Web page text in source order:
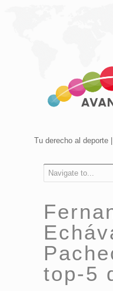
Tu derecho al deporte
Navigate to...
top-5